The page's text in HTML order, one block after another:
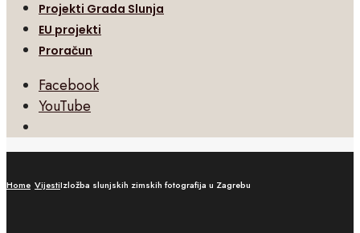
Projekti Grada Slunja
EU projekti
Proračun
Facebook
YouTube
Search
Home VijestiIzložba slunjskih zimskih fotografija u Zagrebu